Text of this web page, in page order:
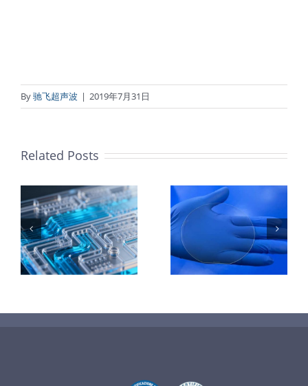
By驰飞超声波 | 2019年7月31日
Related Posts
超声波喷涂
TiO₂涂层
PET石墨烯保
护膜特性和应
用